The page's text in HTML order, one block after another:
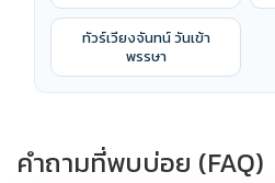
ทัวร์เวียงจันทน์ วันเข้า
พรรษา
คำถามที่พบบ่อย (FAQ)